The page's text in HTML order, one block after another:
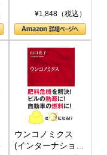
¥1,848（税込）
ウンコノミクス
(インターナショナ